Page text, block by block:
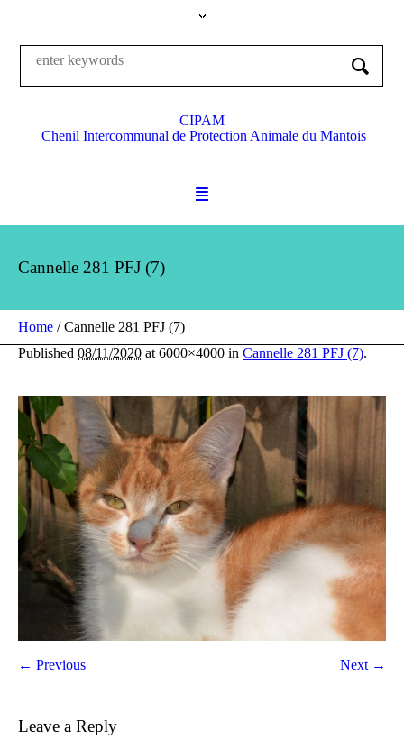
CIPAM
Chenil Intercommunal de Protection Animale du Mantois
Cannelle 281 PFJ (7)
Home /Cannelle 281 PFJ (7)
Published 08/11/2020 at 6000×4000 in Cannelle 281 PFJ (7).
← Previous Next →
Leave a Reply